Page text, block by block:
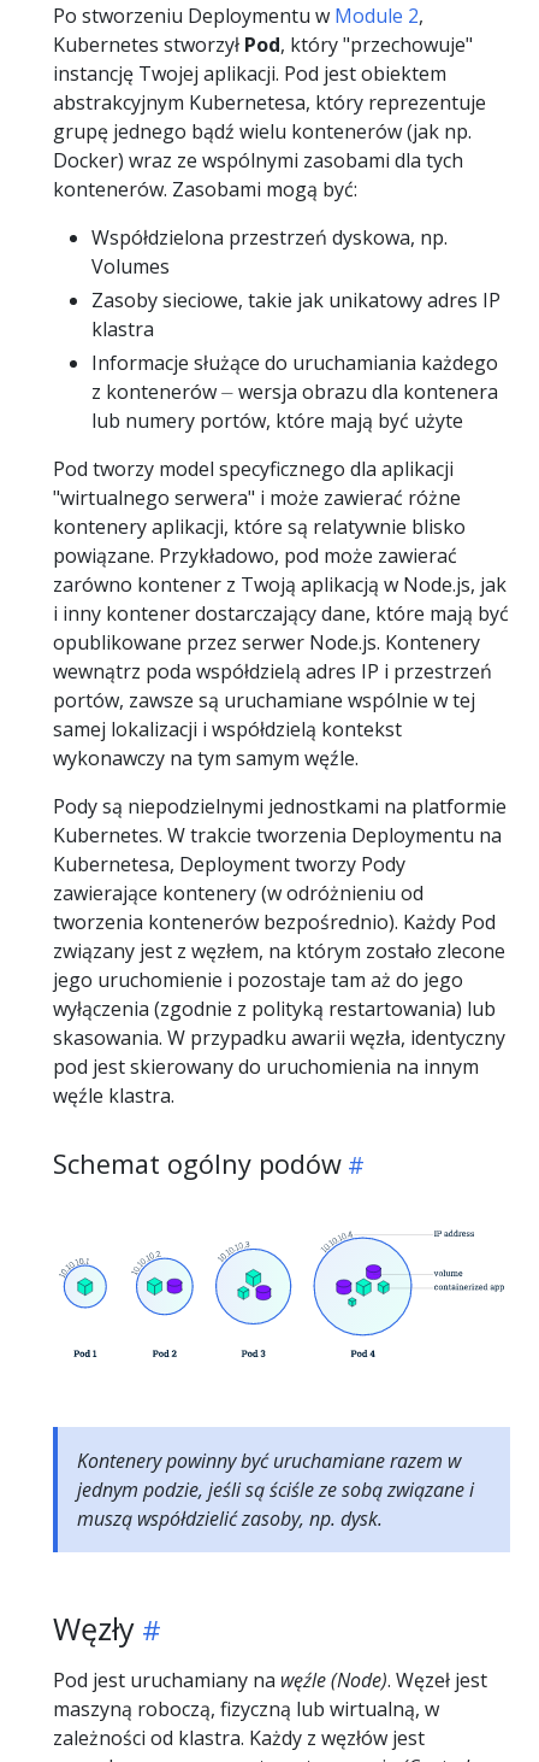
Po stworzeniu Deploymentu w Module 2,
Kubernetes stworzył Pod, który "przechowuje"
instancję Twojej aplikacji. Pod jest obiektem
abstrakcyjnym Kubernetesa, który reprezentuje
grupę jednego bądź wielu kontenerów (jak np.
Docker) wraz ze wspólnymi zasobami dla tych
kontenerów. Zasobami mogą być:
Współdzielona przestrzeń dyskowa, np.
Volumes
Zasoby sieciowe, takie jak unikatowy adres IP
klastra
Informacje służące do uruchamiania każdego
z kontenerów ⏤ wersja obrazu dla kontenera
lub numery portów, które mają być użyte
Pod tworzy model specyficznego dla aplikacji
"wirtualnego serwera" i może zawierać różne
kontenery aplikacji, które są relatywnie blisko
powiązane. Przykładowo, pod może zawierać
zarówno kontener z Twoją aplikacją w Node.js, jak
i inny kontener dostarczający dane, które mają być
opublikowane przez serwer Node.js. Kontenery
wewnątrz poda współdzielą adres IP i przestrzeń
portów, zawsze są uruchamiane wspólnie w tej
samej lokalizacji i współdzielą kontekst
wykonawczy na tym samym węźle.
Pody są niepodzielnymi jednostkami na platformie
Kubernetes. W trakcie tworzenia Deploymentu na
Kubernetesa, Deployment tworzy Pody
zawierające kontenery (w odróżnieniu od
tworzenia kontenerów bezpośrednio). Każdy Pod
związany jest z węzłem, na którym zostało zlecone
jego uruchomienie i pozostaje tam aż do jego
wyłączenia (zgodnie z polityką restartowania) lub
skasowania. W przypadku awarii węzła, identyczny
pod jest skierowany do uruchomienia na innym
węźle klastra.
Schemat ogólny podów
Kontenery powinny być uruchamiane razem w
jednym podzie, jeśli są ściśle ze sobą związane i
muszą współdzielić zasoby, np. dysk.
Węzły
Pod jest uruchamiany na węźle(Node). Węzeł jest
maszyną roboczą, fizyczną lub wirtualną, w
zależności od klastra. Każdy z węzłów jest